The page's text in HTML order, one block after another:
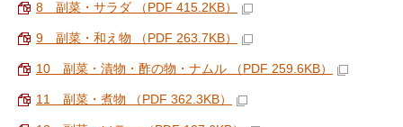
8 副菜・サラダ （PDF 415.2KB）
9 副菜・和え物 （PDF 263.7KB）
10 副菜・漬物・酢の物・ナムル （PDF 259.6KB）
11 副菜・煮物 （PDF 362.3KB）